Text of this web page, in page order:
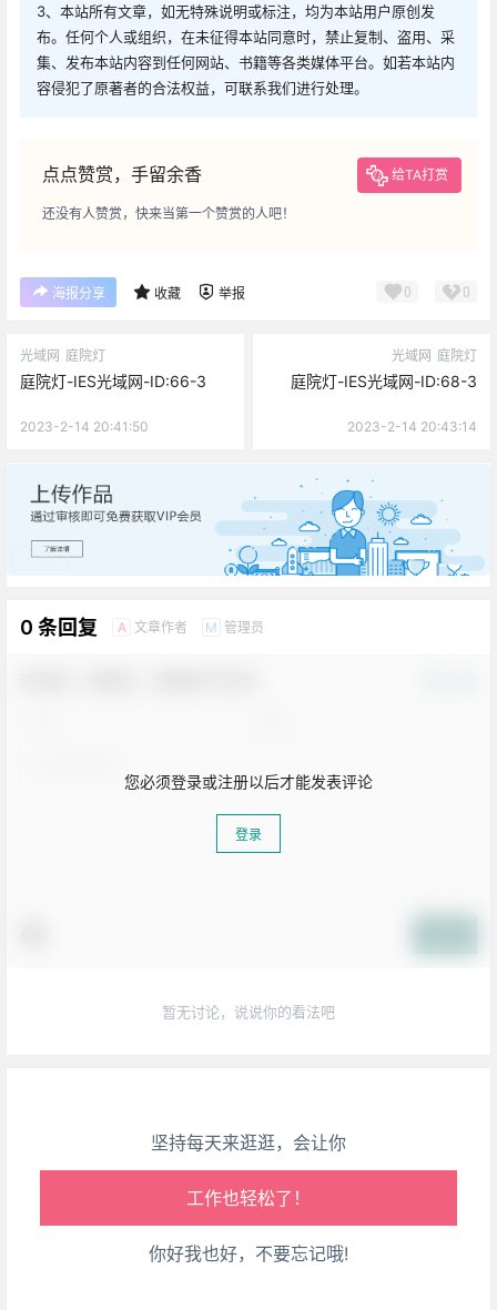
3、本站所有文章，如无特殊说明或标注，均为本站用户原创发
布。任何个人或组织，在未征得本站同意时，禁止复制、盗用、采
集、发布本站内容到任何网站、书籍等各类媒体平台。如若本站内
容侵犯了原著者的合法权益，可联系我们进行处理。
点点赞赏，手留余香 给TA打赏
还没有人赞赏，快来当第一个赞赏的人吧！
海报分享 收藏 举报 0 0
光域网 庭院灯
庭院灯-IES光域网-ID:66-3
2023-2-14 20:41:50
光域网 庭院灯
庭院灯-IES光域网-ID:68-3
2023-2-14 20:43:14
广告
0 条回复 A 文章作者 M 管理员
您必须登录或注册以后才能发表评论
登录
暂无讨论，说说你的看法吧
坚持每天来逛逛，会让你
腰也不酸了！
工作也轻松了！
你好我也好，不要忘记哦!